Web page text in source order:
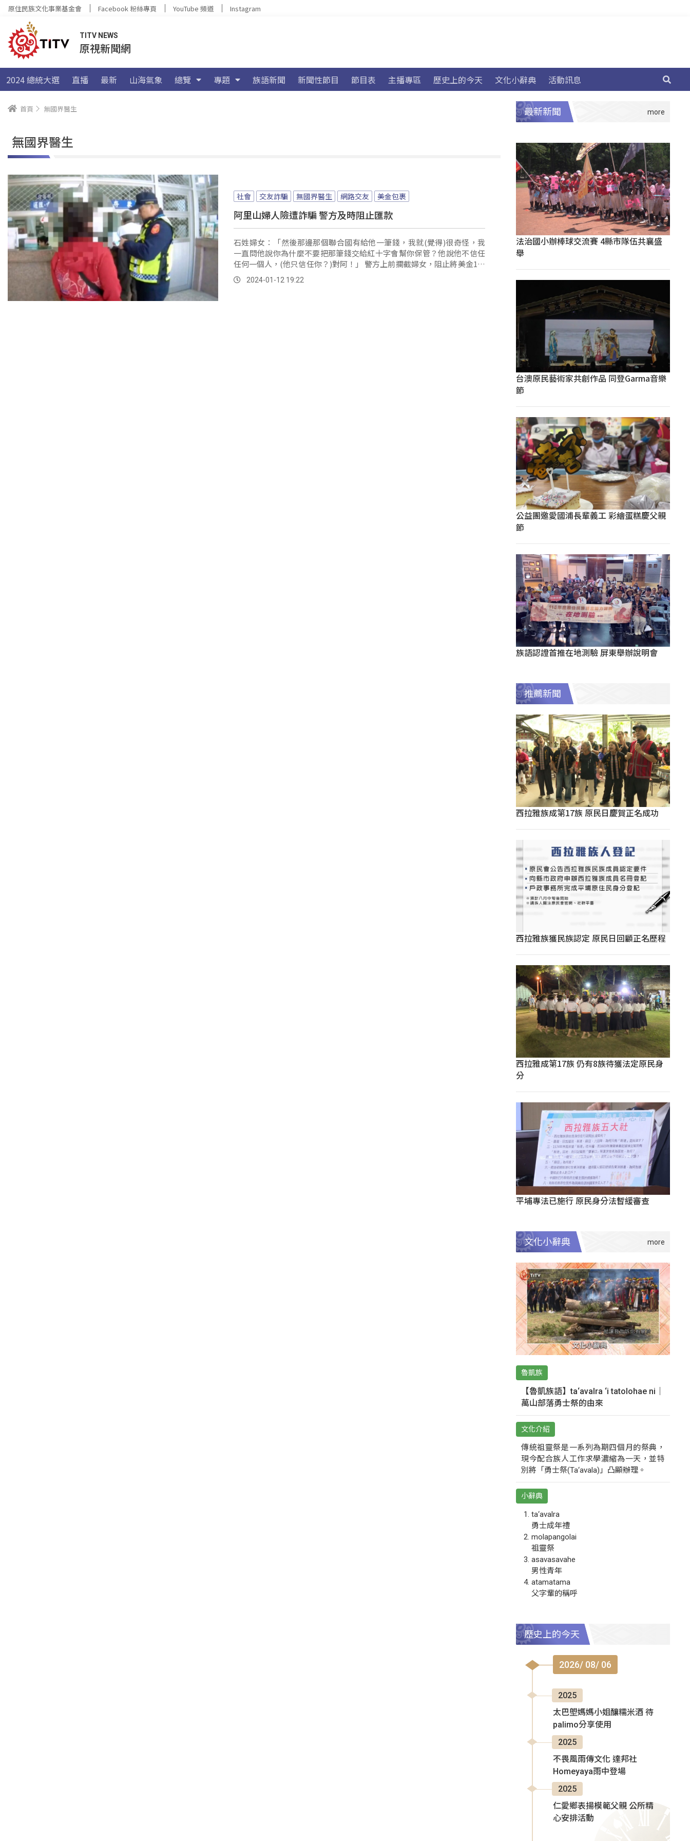
原住民族文化事業基金會 Facebook 粉絲專頁 YouTube 頻道 Instagram
TITV NEWS
原視新聞網
2024 總統大選 直播 最新 山海氣象 總覽 專題 族語新聞 新聞性節目 節目表 主播專區 歷史上的今天 文化小辭典 活動訊息
首頁 無國界醫生
無國界醫生
社會 交友詐騙 無國界醫生 網路交友 美金包裹
阿里山婦人險遭詐騙 警方及時阻止匯款
石姓婦女：「然後那邊那個聯合國有給他一筆錢，我就(覺得)很奇怪，我
一直問他說你為什麼不要把那筆錢交給紅十字會幫你保管？他說他不信任
任何一個人，(他只信任你？)對阿！」 警方上前攔截婦女，阻止將美金1萬
2,000多元，匯入不明帳戶。
2024-01-12 19:22
最新新聞
法治國小辦棒球交流賽 4縣市隊伍共襄盛
舉
台澳原民藝術家共創作品 同登Garma音樂
節
公益團邀愛國浦長輩義工 彩繪蛋糕慶父親
節
族語認證首推在地測驗 屏東舉辦說明會
推薦新聞
西拉雅族成第17族 原民日慶賀正名成功
西拉雅族獲民族認定 原民日回顧正名歷程
西拉雅成第17族 仍有8族待獲法定原民身
分
平埔專法已施行 原民身分法暫緩審查
文化小辭典
魯凱族
【魯凱族語】ta‘avalra ‘i tatolohae ni｜
萬山部落勇士祭的由來
文化介紹
傳統祖靈祭是一系列為期四個月的祭典，
現今配合族人工作求學濃縮為一天，並特
別將「勇士祭(Ta‘avala)」凸顯辦理。
小辭典
ta‘avalra
勇士成年禮
molapangolai
祖靈祭
asavasavahe
男性青年
atamatama
父字輩的稱呼
歷史上的今天
2026/ 08/ 06
2025
太巴塱媽媽小姐釀糯米酒 待
palimo分享使用
2025
不畏風雨傳文化 達邦社
Homeyaya雨中登場
2025
仁愛鄉表揚模範父親 公所精
心安排活動